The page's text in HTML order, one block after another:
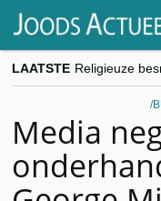
LAATSTE
Media